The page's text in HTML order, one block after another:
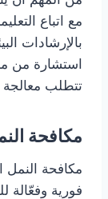
مع اتباع
بالإرشادات
استشارة من
تتطلب معالجة
مكافحة
مكافحة النمل
فورية